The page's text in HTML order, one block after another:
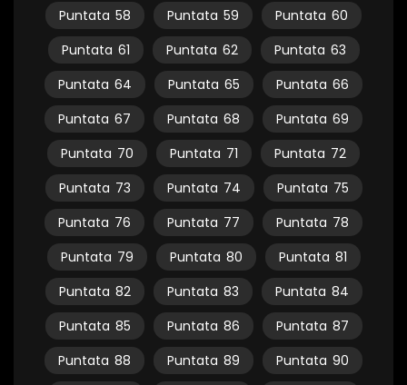
Puntata 58 Puntata 59 Puntata 60
Puntata 61 Puntata 62 Puntata 63
Puntata 64 Puntata 65 Puntata 66
Puntata 67 Puntata 68 Puntata 69
Puntata 70 Puntata 71 Puntata 72
Puntata 73 Puntata 74 Puntata 75
Puntata 76 Puntata 77 Puntata 78
Puntata 79 Puntata 80 Puntata 81
Puntata 82 Puntata 83 Puntata 84
Puntata 85 Puntata 86 Puntata 87
Puntata 88 Puntata 89 Puntata 90